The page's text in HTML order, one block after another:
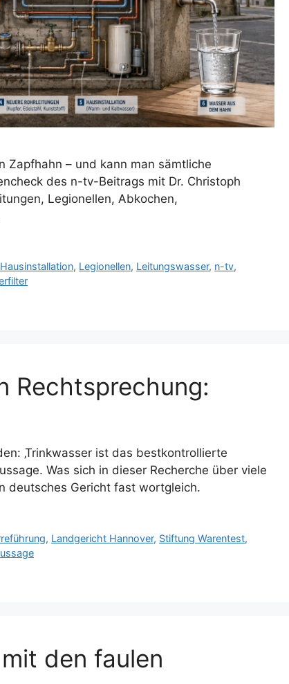
Zapfhahn – und kann man sämtliche
des n-tv-Beitrags mit Dr. Christoph
Legionellen, Abkochen,
Hausinstallation, Legionellen, Leitungswasser, n-tv,
Rechtsprechung:
‚Trinkwasser ist das bestkontrollierte
Was sich in dieser Recherche über viele
deutsches Gericht fast wortgleich.
, Landgericht Hannover, Stiftung Warentest,
den faulen